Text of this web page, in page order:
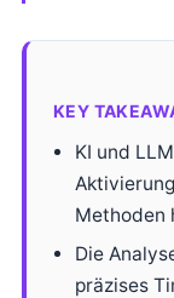
KEY
KI und
Methoden
Die
präzises